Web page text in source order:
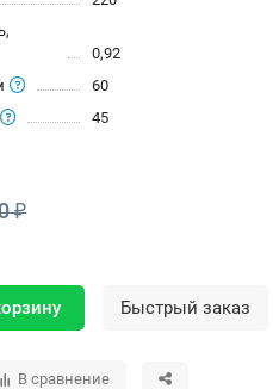
0,92
60
45
₽
Быстрый заказ
В сравнение